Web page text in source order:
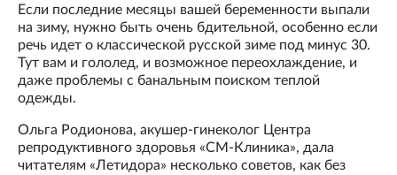
Если последние месяцы вашей беременности выпали
на зиму, нужно быть очень бдительной, особенно если
речь идет о классической русской зиме под минус 30.
Тут вам и гололед, и возможное переохлаждение, и
даже проблемы с банальным поиском теплой
одежды.
Ольга Родионова, акушер-гинеколог Центра
репродуктивного здоровья «СМ-Клиника», дала
читателям «Летидора» несколько советов, как без